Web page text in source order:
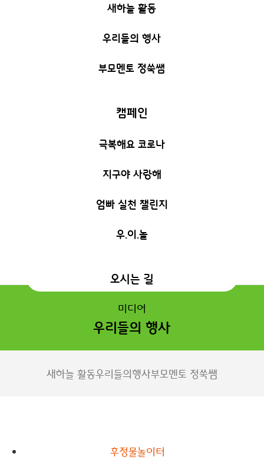
새하늘 활동
우리들의 행사
부모멘토 정쑥쌤
캠페인
극복해요 코로나
지구야 사랑해
엄빠 실천 챌린지
우.이.놀
오시는 길
미디어
우리들의 행사
새하늘 활동우리들의행사부모멘토 정쑥쌤
후정물놀이터